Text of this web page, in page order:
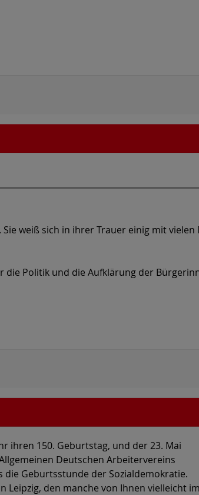
weiß sich in ihrer Trauer einig mit vielen
Politik und die Aufklärung der
ihren 150. Geburtstag, und der 23. Mai
Deutschen Arbeitervereins
die Geburtsstunde der Sozialdemokratie.
Leipzig, den manche von Ihnen vielleicht